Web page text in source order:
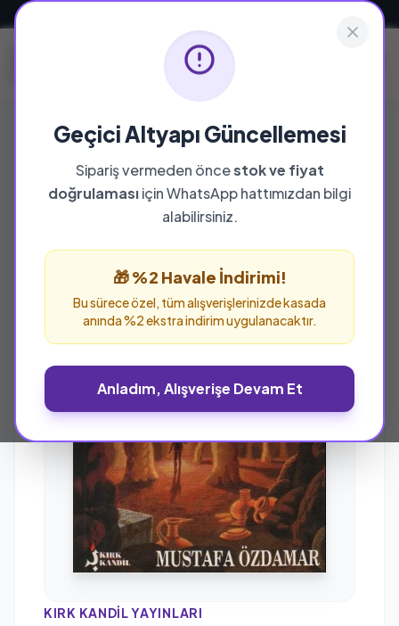
Geçici Altyapı Güncellemesi
Sipariş vermeden öncestok ve fiyat
doğrulamasıiçin WhatsApp hattımızdan bilgi
alabilirsiniz.
🎁 %2 Havale İndirimi!
Bu sürece özel, tüm alışverişlerinizde kasada
anında %2 ekstra indirim uygulanacaktır.
Anladım, Alışverişe Devam Et
KIRK KANDIL YAYINLARI